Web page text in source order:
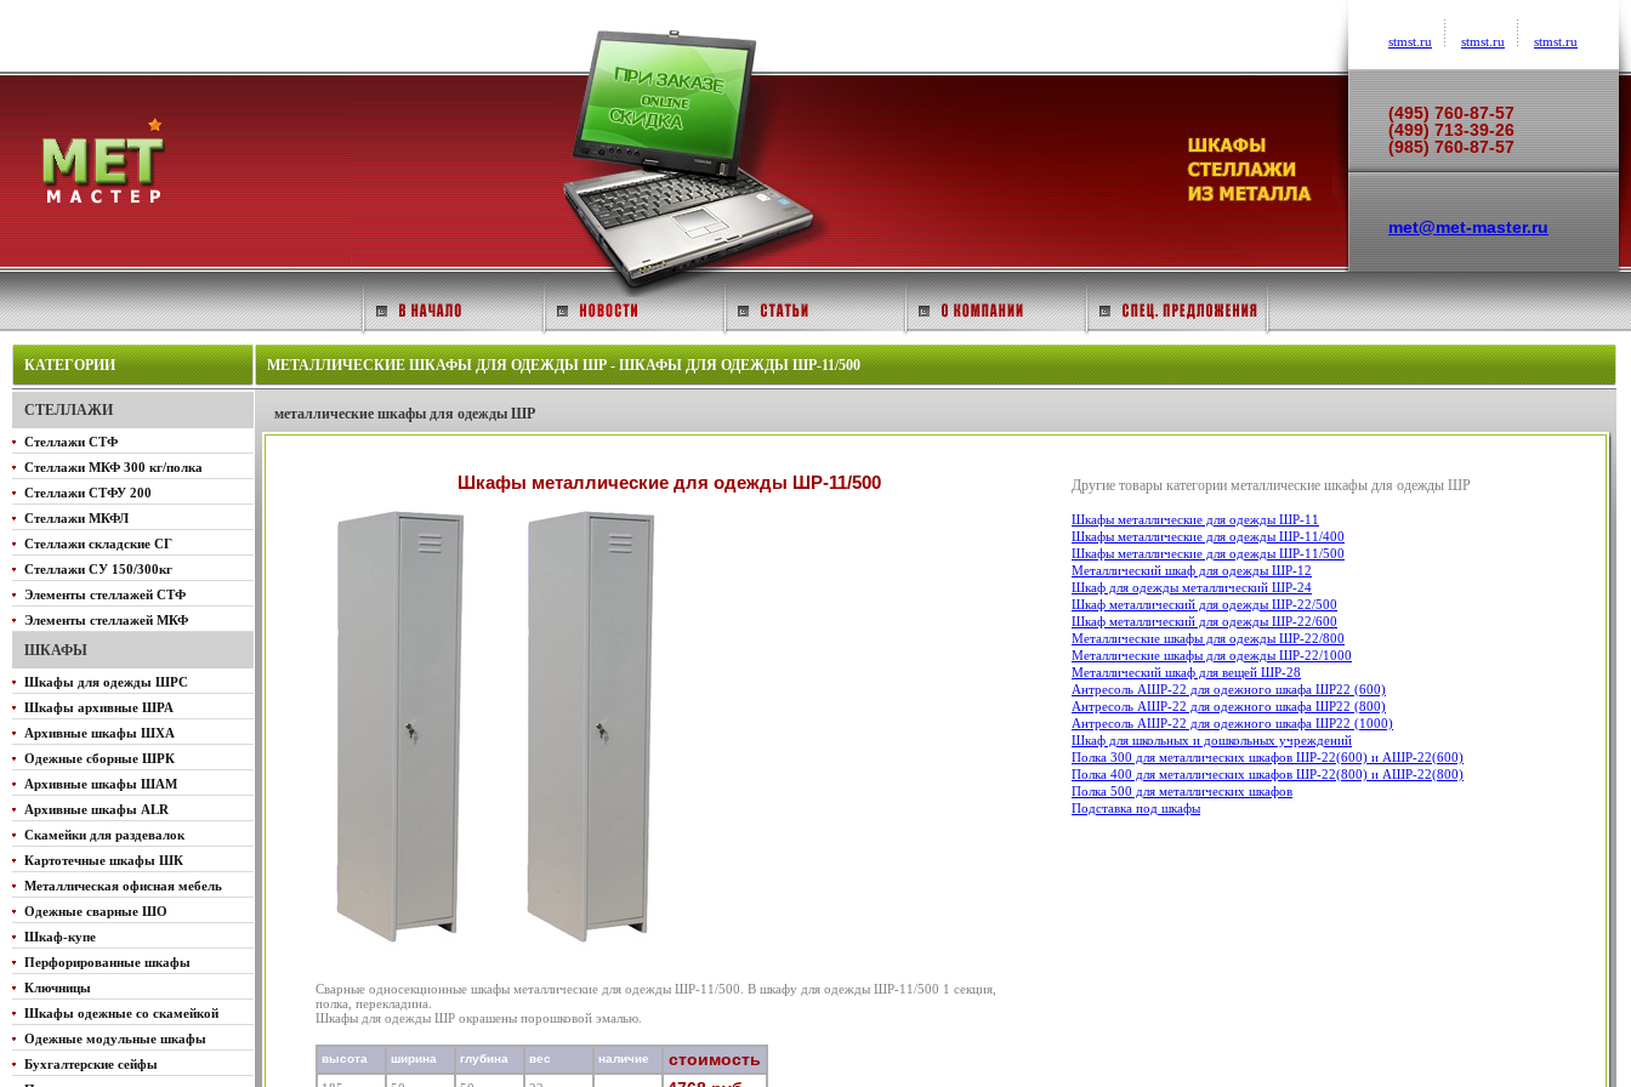
stmst.ru stmst.ru stmst.ru
(495) 760-87-57
(499) 713-39-26
(985) 760-87-57
met@met-master.ru
КАТЕГОРИИ
СТЕЛЛАЖИ
Стеллажи СТФ
Стеллажи МКФ 300 кг/полка
Стеллажи СТФУ 200
Стеллажи МКФЛ
Стеллажи складские СГ
Стеллажи СУ 150/300кг
Элементы стеллажей СТФ
Элементы стеллажей МКФ
ШКАФЫ
Шкафы для одежды ШРС
Шкафы архивные ШРА
Архивные шкафы ШХА
Одежные сборные ШРК
Архивные шкафы ШАМ
Архивные шкафы ALR
Скамейки для раздевалок
Картотечные шкафы ШК
Металлическая офисная мебель
Одежные сварные ШО
Шкаф-купе
Перфорированные шкафы
Ключницы
Шкафы одежные со скамейкой
Одежные модульные шкафы
Бухгалтерские сейфы
МЕТАЛЛИЧЕСКИЕ ШКАФЫ ДЛЯ ОДЕЖДЫ ШР - ШКАФЫ ДЛЯ ОДЕЖДЫ ШР-11/500
металлические шкафы для одежды ШР
Шкафы металлические для одежды ШР-11/500
Сварные односекционные шкафы металлические для одежды ШР-11/500. В шкафу для одежды ШР-11/500 1 секция,
полка, перекладина.
Шкафы для одежды ШР окрашены порошковой эмалью.
высота ширина глубина вес наличие стоимость
Другие товары категории металлические шкафы для одежды ШР
Шкафы металлические для одежды ШР-11
Шкафы металлические для одежды ШР-11/400
Шкафы металлические для одежды ШР-11/500
Металлический шкаф для одежды ШР-12
Шкаф для одежды металлический ШР-24
Шкаф металлический для одежды ШР-22/500
Шкаф металлический для одежды ШР-22/600
Металлические шкафы для одежды ШР-22/800
Металлические шкафы для одежды ШР-22/1000
Металлический шкаф для вещей ШР-28
Антресоль АШР-22 для одежного шкафа ШР22 (600)
Антресоль АШР-22 для одежного шкафа ШР22 (800)
Антресоль АШР-22 для одежного шкафа ШР22 (1000)
Шкаф для школьных и дошкольных учреждений
Полка 300 для металлических шкафов ШР-22(600) и АШР-22(600)
Полка 400 для металлических шкафов ШР-22(800) и АШР-22(800)
Полка 500 для металлических шкафов
Подставка под шкафы